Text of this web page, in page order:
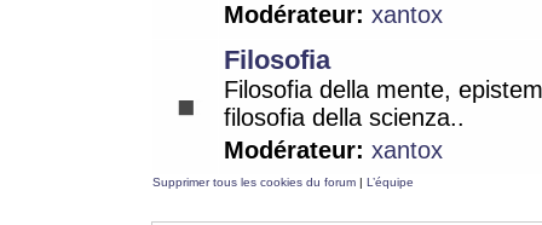
Modérateur: xantox
Filosofia
Filosofia della mente,
filosofia della scienza..
Modérateur: xantox
Supprimer tous les cookies du forum | L’équipe